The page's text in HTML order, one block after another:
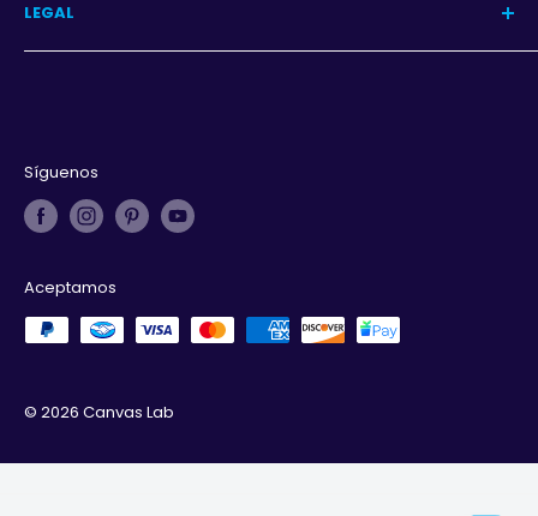
Iniciar sesión
LEGAL
Aviso de privacidad
Síguenos
Aceptamos
© 2026 Canvas Lab